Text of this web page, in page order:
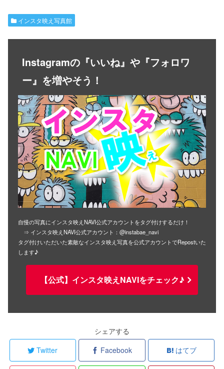
インスタ映え写真館
Instagramの『いいね』や『フォロワ
ー』を増やそう！
自慢の写真にインスタ映えNAVI公式アカウントをタグ付けするだけ！
⇒ インスタ映えNAVI公式アカウント：@instabae_navi
タグ付けいただいた素敵なインスタ映え写真を公式アカウントでRepostいた
します♪
【公式】インスタ映えNAVIをチェック♪
シェアする
Twitter
Facebook はてブ